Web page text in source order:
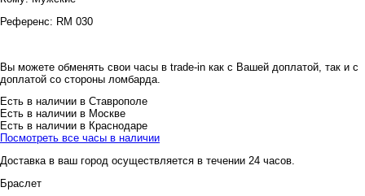
Референс: RM 030
Вы можете обменять свои часы в trade-in как с Вашей доплатой, так и с
доплатой со стороны ломбарда.
Есть в наличии в Ставрополе
Есть в наличии в Москве
Есть в наличии в Краснодаре
Посмотреть все часы в наличии
Доставка в ваш город осуществляется в течении 24 часов.
Браслет